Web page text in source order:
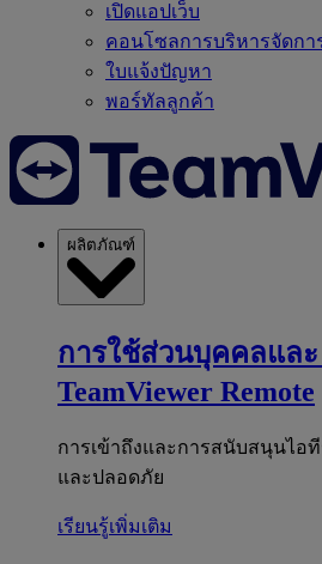
เปิดแอปเว็บ
คอนโซลการบริหารจัดกา
ใบแจ้งปัญหา
พอร์ทัลลูกค้า
ผลิตภัณฑ์
การใช้ส่วนบุคคลและ
TeamViewer Remote
การเข้าถึงและการสนับสนุนไอที
และปลอดภัย
เรียนรู้เพิ่มเติม